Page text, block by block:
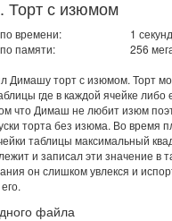
Торт с изюмом
времени:
1
памяти:
256
Димашу торт с изюмом. Торт
где в каждой ячейке либо
что Димаш не любит изюм
торта без изюма. Во время
таблицы максимальный
и записал эти значение в
он слишком увлекся и
файла